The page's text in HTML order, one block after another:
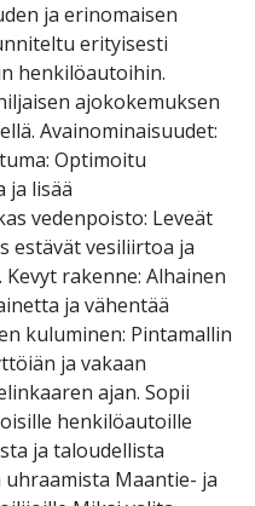
ja erinomaisen
erityisesti
henkilöautoihin.
ajokokemuksen
Avainominaisuudet:
Optimoitu
ja lisää
vedenpoisto: Leveät
estävät vesiliirtoa ja
rakenne: Alhainen
ja vähentää
kuluminen: Pintamallin
ja vakaan
ajan. Sopii
henkilöautoille
ja taloudellista
Maantie- ja